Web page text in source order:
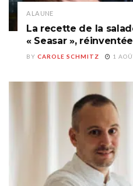
A LA UNE
La recette de la
« Seasar »,
BY CAROLE SCHMITZ 1